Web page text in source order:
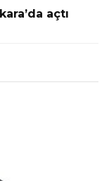
açtı